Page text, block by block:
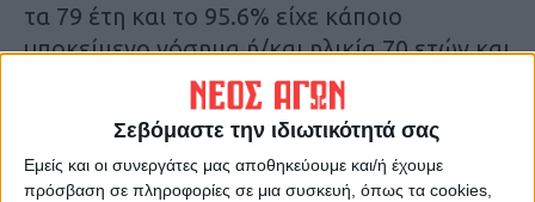
Σεβόμαστε την ιδιωτικότητά σας
Εμείς και οι συνεργάτες μας αποθηκεύουμε και/ή έχουμε
πρόσβαση σε πληροφορίες σε μια συσκευή, όπως τα cookies,
τα 79 έτη και το 95.6% είχε κάποιο
υποκείμενο νόσημα ή/και ηλικία 70 ετών και
Τελευταίες Ειδήσεις Σήμερα